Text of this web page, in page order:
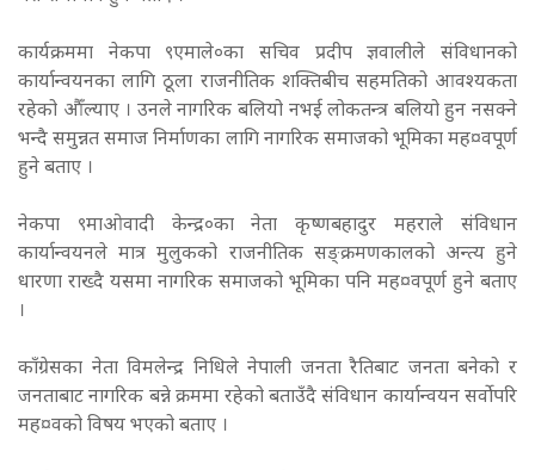
कार्यक्रममा नेकपा ९एमाले०का सचिव प्रदीप ज्ञवालीले संविधानको
कार्यान्वयनका लागि ठूला राजनीतिक शक्तिबीच सहमतिको आवश्यकता
रहेको औँल्याए । उनले नागरिक बलियो नभई लोकतन्त्र बलियो हुन नसक्ने
भन्दै समुन्नत समाज निर्माणका लागि नागरिक समाजको भूमिका मह¤वपूर्ण
हुने बताए ।
नेकपा ९माओवादी केन्द्र०का नेता कृष्णबहादुर महराले संविधान
कार्यान्वयनले मात्र मुलुकको राजनीतिक सङ्क्रमणकालको अन्त्य हुने
धारणा राख्दै यसमा नागरिक समाजको भूमिका पनि मह¤वपूर्ण हुने बताए
।
काँग्रेसका नेता विमलेन्द्र निधिले नेपाली जनता रैतिबाट जनता बनेको र
जनताबाट नागरिक बन्ने क्रममा रहेको बताउँदै संविधान कार्यान्वयन सर्वोपरि
मह¤वको विषय भएको बताए ।